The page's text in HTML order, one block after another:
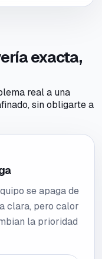
exacta,
real a una
sin obligarte a
se apaga de
clara, pero calor
la prioridad